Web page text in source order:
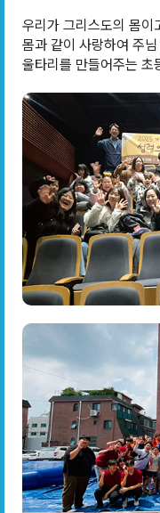
우리가 그리스도의 몸이
몸과 같이 사랑하여 주
울타리를 만들어주는 초